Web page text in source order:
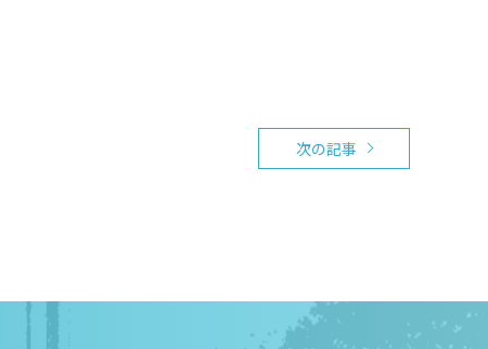
次の記事